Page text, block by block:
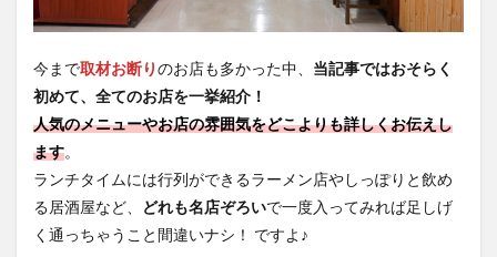
今まで取材お断りのお店も多かった中、 当記事ではおそらく
初めて、全てのお店を一挙紹介！
人気のメニューやお店の雰囲気をどこよりも詳しくお伝えし
ます。
ランチタイムには行列ができるラーメン店やしっぽりと飲め
る居酒屋など、
どれも名店ぞろいで一度入ってみれば足しげ
く通っちゃうこと間違いナシ！ ですよ♪